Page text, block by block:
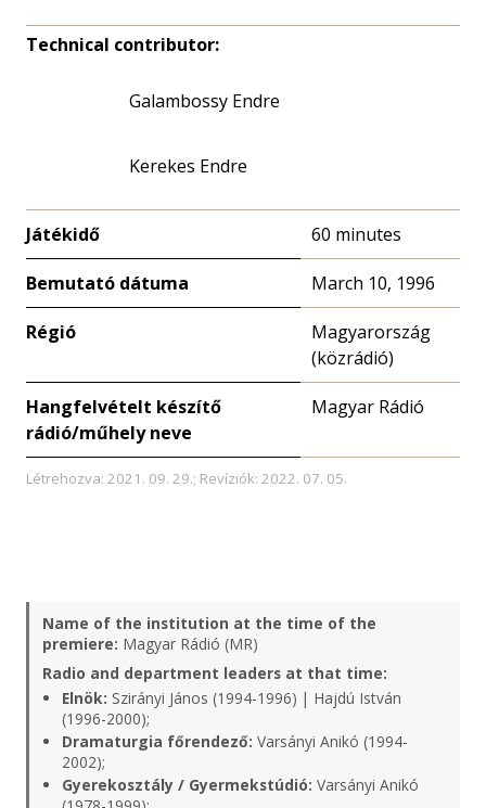
Technical contributor:
Galambossy Endre
Kerekes Endre
Játékidő 60 minutes
Bemutató dátuma March 10, 1996
Régió
Magyarország
(közrádió)
Hangfelvételt készítő
rádió/műhely neve
Magyar Rádió
Létrehozva: 2021. 09. 29.; Revíziók: 2022. 07. 05.
Name of the institution at the time of the
premiere: Magyar Rádió (MR)
Radio and department leaders at that time:
Elnök: Szirányi János (1994-1996) | Hajdú István
(1996-2000);
Dramaturgia főrendező: Varsányi Anikó (1994-
2002);
Gyerekosztály / Gyermekstúdió: Varsányi Anikó